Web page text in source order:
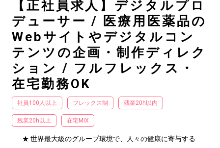
【正社員求人】デジタルプロ
デューサー / 医療用医薬品の
Webサイトやデジタルコン
テンツの企画・制作ディレク
ション / フルフレックス・
在宅勤務OK
社員100人以上 フレックス制 残業20h以内
残業20h以上 在宅MIX
★ 世界最大級のグループ環境で、人々の健康に寄与する